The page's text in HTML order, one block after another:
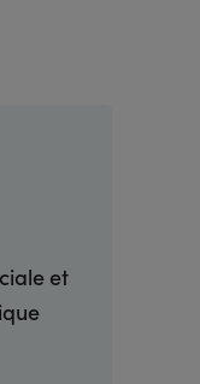
et